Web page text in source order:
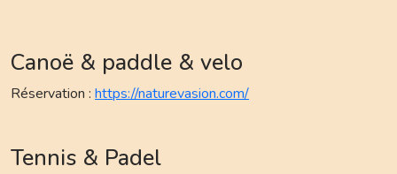
Canoë & paddle & velo
Réservation : https://naturevasion.com/
Tennis & Padel